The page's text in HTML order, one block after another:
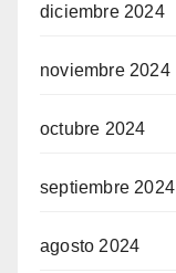
diciembre 2024
noviembre 2024
octubre 2024
septiembre 2024
agosto 2024